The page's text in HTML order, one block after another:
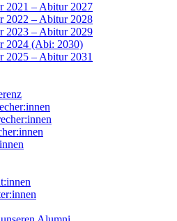
2021 – Abitur 2027
2022 – Abitur 2028
2023 – Abitur 2029
2024 (Abi: 2030)
2025 – Abitur 2031